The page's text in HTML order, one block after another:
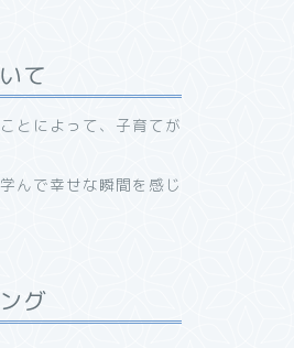
て
とによって、子育てが
んで幸せな瞬間を感じ
グ